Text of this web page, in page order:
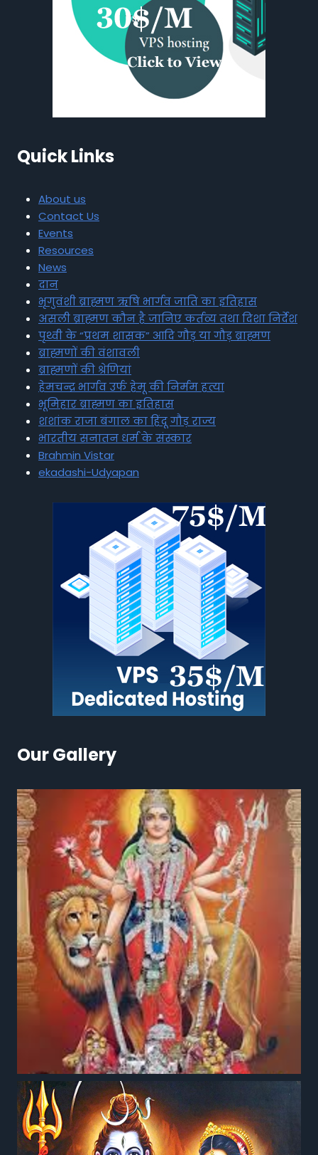
Quick Links
About us
Contact Us
Events
Resources
News
दान
भृगुवंशी ब्राह्मण ऋषि भार्गव जाति का इतिहास
असली ब्राह्मण कौन है जानिए कर्तव्य तथा दिशा निर्देश
पृथ्वी के “प्रथम शासक” आदि गौड़ या गौड़ ब्राह्मण
ब्राह्मणों की वंशावली
ब्राह्मणों की श्रेणियां
हेमचन्द्र भार्गव उर्फ हेमू की निर्मम हत्या
भूमिहार ब्राह्मण का इतिहास
शशांक राजा बंगाल का हिंदू गौड़ राज्य
भारतीय सनातन धर्म के संस्कार
Brahmin Vistar
ekadashi-Udyapan
Our Gallery